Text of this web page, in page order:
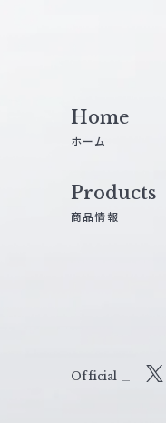
Home
ホーム
Products
商品情報
Official